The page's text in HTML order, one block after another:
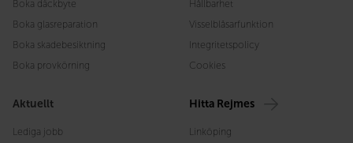
Boka däckbyte
Boka glasreparation
Boka skadebesiktning
Boka provkörning
Hållbarhet
Visselblåsarfunktion
Integritetspolicy
Cookies
Aktuellt
Lediga jobb
Hitta Rejmes
Linköping